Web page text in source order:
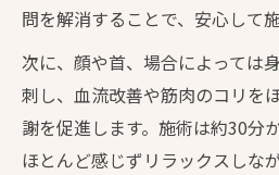
問を解消することで、安心して
次に、顔や首、場合によっては
刺し、血流改善や筋肉のコリを
謝を促進します。施術は約30分
ほとんど感じずリラックスしな